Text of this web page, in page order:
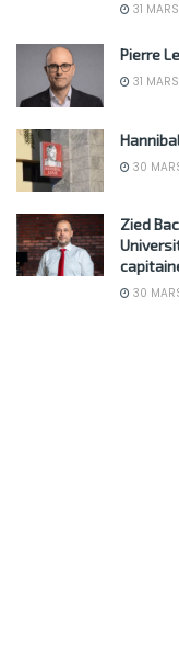
31
Pierre
31
30
Zied
30